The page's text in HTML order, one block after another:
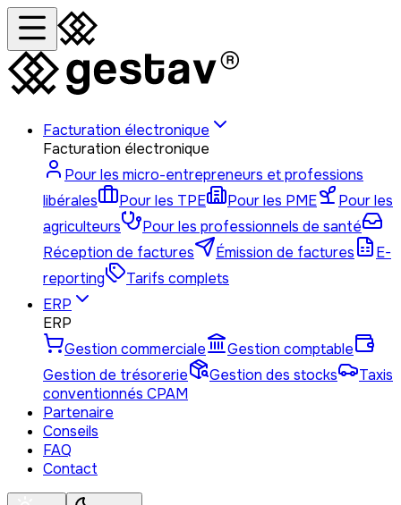
Facturation électronique
Facturation électronique
Pour les micro-entrepreneurs et professions
libérales
Pour les TPE Pour les PME
Pour les
agriculteurs
Pour les professionnels de santé
Réception de factures
Émission de factures
E-
reporting
Tarifs complets
ERP
ERP
Gestion commerciale
Gestion comptable
Gestion de trésorerie
Gestion des stocks
Taxis
conventionnés CPAM
Partenaire
Conseils
FAQ
Contact